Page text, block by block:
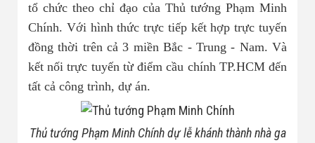
tổ chức theo chỉ đạo của Thủ tướng Phạm Minh
Chính. Với hình thức trực tiếp kết hợp trực tuyến
đồng thời trên cả 3 miền Bắc - Trung - Nam. Và
kết nối trực tuyến từ điểm cầu chính TP.HCM đến
tất cả công trình, dự án.
Thủ tướng Phạm Minh Chính dự lễ khánh thành nhà ga